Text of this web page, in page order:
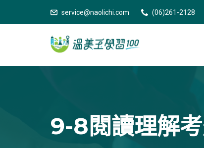
service@naolichi.com (06)261-2128
9-8閱讀理解